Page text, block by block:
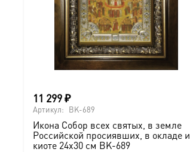
11 299₽
Артикул: BK-689
Икона Собор всех святых, в земле
Российской просиявших, в окладе и
киоте 24х30 см BK-689